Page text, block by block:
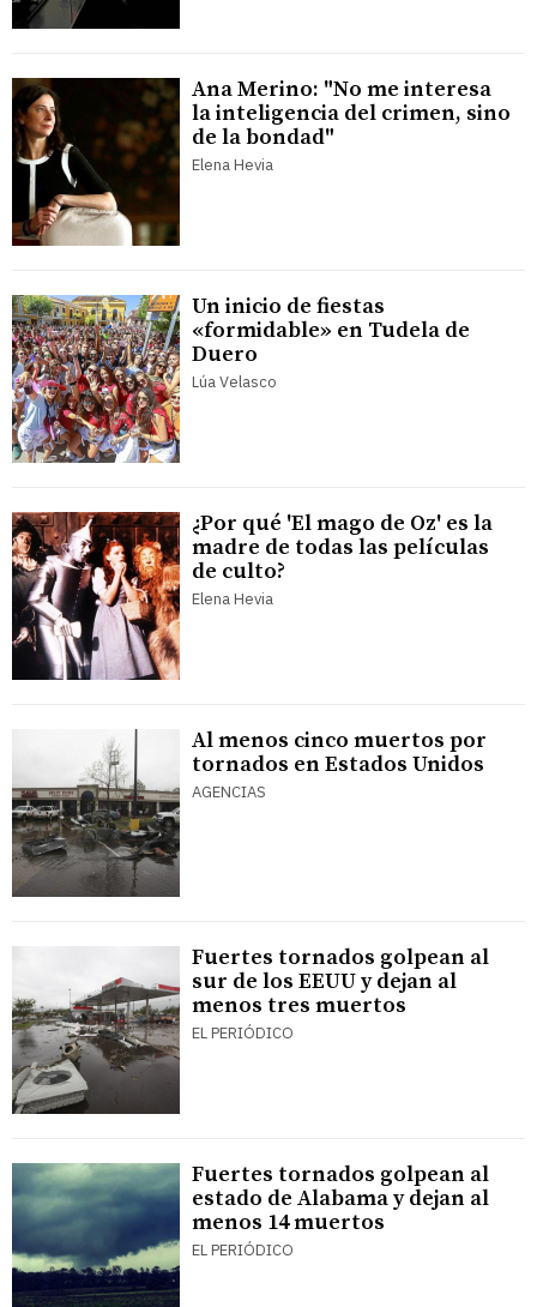
Ana Merino: "No me interesa
la inteligencia del crimen, sino
de la bondad"
Elena Hevia
Un inicio de fiestas
«formidable» en Tudela de
Duero
Lúa Velasco
¿Por qué 'El mago de Oz' es la
madre de todas las películas
de culto?
Elena Hevia
Al menos cinco muertos por
tornados en Estados Unidos
AGENCIAS
Fuertes tornados golpean al
sur de los EEUU y dejan al
menos tres muertos
EL PERIÓDICO
Fuertes tornados golpean al
estado de Alabama y dejan al
menos 14 muertos
EL PERIÓDICO